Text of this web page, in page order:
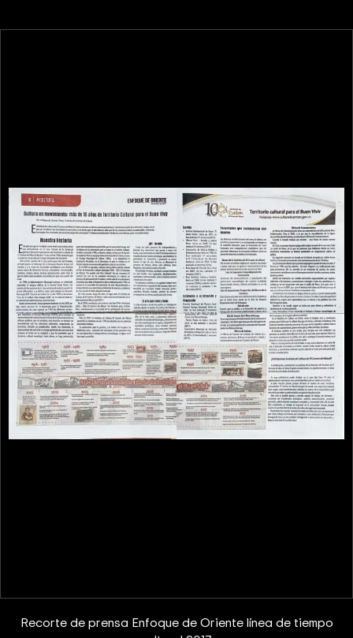
Recorte de prensa Enfoque de Oriente línea de tiempo